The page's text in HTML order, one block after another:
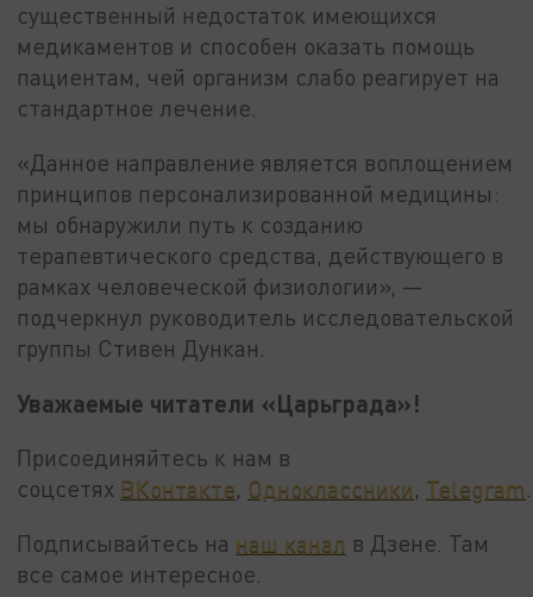
существенный недостаток имеющихся
медикаментов и способен оказать помощь
пациентам, чей организм слабо реагирует на
стандартное лечение.
«Данное направление является воплощением
принципов персонализированной медицины:
мы обнаружили путь к созданию
терапевтического средства, действующего в
рамках человеческой физиологии», —
подчеркнул руководитель исследовательской
группы Стивен Дункан.
Уважаемые читатели «Царьграда»!
Присоединяйтесь к нам в
соцсетях ВКонтакте, Одноклассники, Telegram
Подписывайтесь на наш канал в Дзене. Там
все самое интересное.